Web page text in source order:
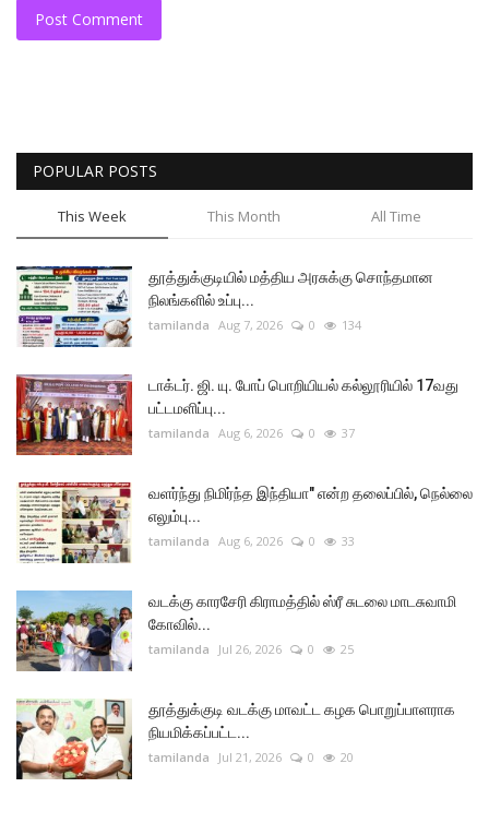
Post Comment
POPULAR POSTS
This Week This Month All Time
தூத்துக்குடியில் மத்திய அரசுக்கு சொந்தமான
நிலங்களில் உப்பு...
tamilanda Aug 7, 2026 0 134
டாக்டர். ஜி. யு. போப் பொறியியல் கல்லூரியில் 17வது
பட்டமளிப்பு...
tamilanda Aug 6, 2026 0 37
வளர்ந்து நிமிர்ந்த இந்தியா" என்ற தலைப்பில், நெல்லை
எலும்பு...
tamilanda Aug 6, 2026 0 33
வடக்கு காரசேரி கிராமத்தில் ஸ்ரீ சுடலை மாடசுவாமி
கோவில்...
tamilanda Jul 26, 2026 0 25
தூத்துக்குடி வடக்கு மாவட்ட கழக பொறுப்பாளராக
நியமிக்கப்பட்ட...
tamilanda Jul 21, 2026 0 20